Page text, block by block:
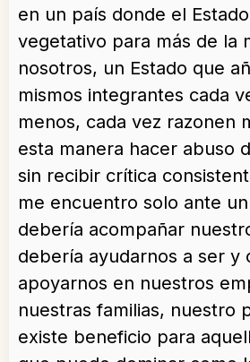
en un país donde el
vegetativo para más de la
nosotros, un Estado que
mismos integrantes cada
menos, cada vez razonen
esta manera hacer abuso
sin recibir crítica
me encuentro solo ante
debería acompañar
debería ayudarnos a ser y
apoyarnos en nuestros
nuestras familias, nuestro
existe beneficio para